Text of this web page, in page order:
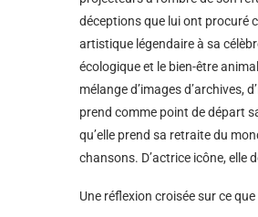
déceptions que lui ont procuré
artistique légendaire à sa
écologique et le bien-être
mélange d’images d’archives,
prend comme point de départ
qu’elle prend sa retraite du
chansons. D’actrice icône, elle
Une réflexion croisée sur ce